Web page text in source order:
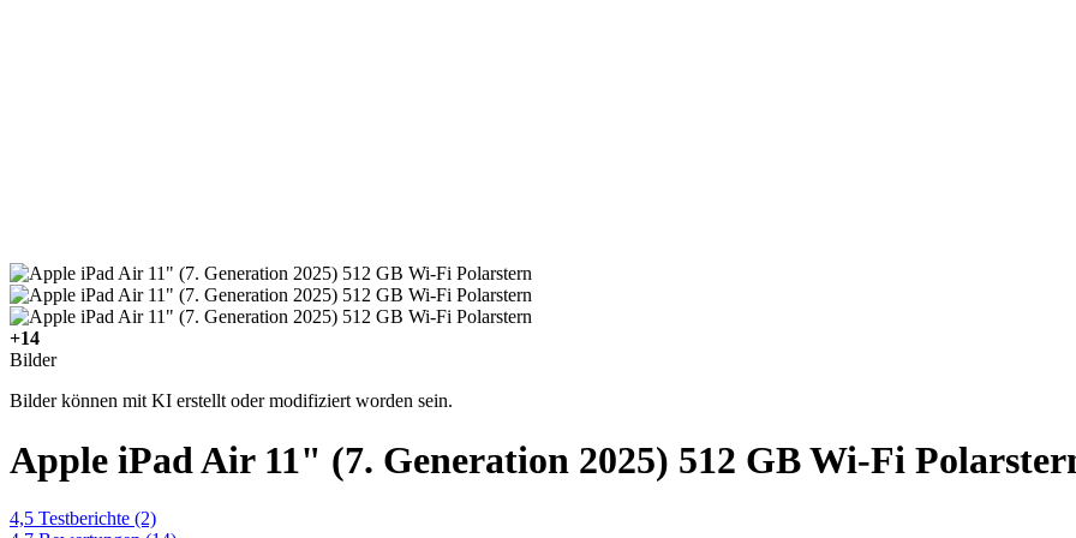
+14
Bilder
Bilder können mit KI erstellt oder modifiziert worden sein.
Apple iPad Air 11" (7. Generation 2025) 512 GB Wi-Fi
4,5 Testberichte (2)